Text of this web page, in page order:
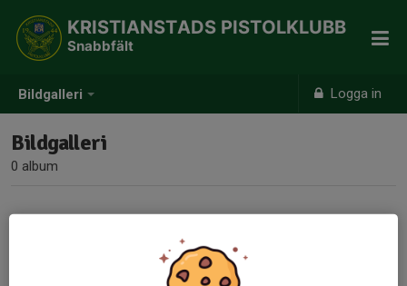
Bildgalleri Logga in
KRISTIANSTADS PISTOLKLUBB
Snabbfält
Bildgalleri
0 album
Inga album skapade